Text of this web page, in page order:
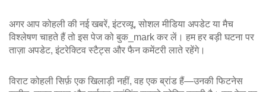
अगर आप कोहली की नई खबरें, इंटरव्यू, सोशल मीडिया अपडेट या मैच
विश्लेषण चाहते हैं तो इस पेज को बुक_mark कर लें। हम हर बड़ी घटना पर
ताज़ा अपडेट, इंटरेक्टिव स्टैट्स और फैन कमेंटरी लाते रहेंगे।
विराट कोहली सिर्फ़ एक खिलाड़ी नहीं, वह एक ब्रांड हैं—उनकी फिटनेस